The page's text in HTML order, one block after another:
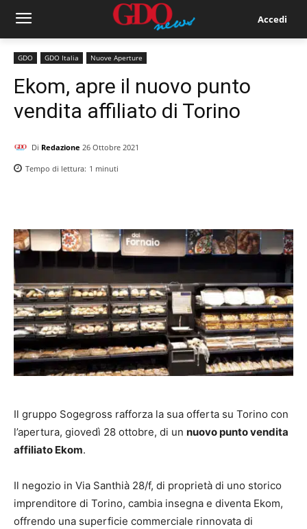
Accedi
GDO GDO Italia Nuove Aperture
Ekom, apre il nuovo punto
vendita affiliato di Torino
Di Redazione 26 Ottobre 2021
Tempo di lettura: 1 minuti
Il gruppo Sogegross rafforza la sua offerta su Torino con
l’apertura, giovedì 28 ottobre, di un nuovo punto vendita
affiliato Ekom.
Il negozio in Via Santhià 28/f, di proprietà di uno storico
imprenditore di Torino, cambia insegna e diventa Ekom,
offrendo una superficie commerciale rinnovata di